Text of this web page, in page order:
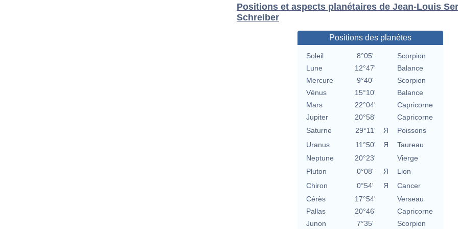
Positions et aspects planétaires de Jean-Louis
Schreiber
Positions des planètes
Soleil 8°05'
Scorpion
Lune
12°47'
Balance
Mercure
9°40'
Scorpion
Vénus
15°10'
Balance
Mars
22°04'
Capricorne
Jupiter
20°58'
Capricorne
Saturne
29°11' Я
Poissons
Uranus
11°50' Я
Taureau
Neptune
20°23'
Vierge
Pluton
0°08' Я
Lion
Chiron
0°54' Я
Cancer
Cérès
17°54'
Verseau
Pallas
20°46'
Capricorne
Junon
7°35' Scorpion